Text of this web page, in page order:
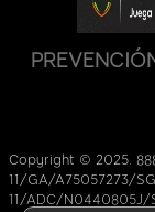
Copyright © 2025.
11/GA/A75057273/
11/ADC/N0440805J/